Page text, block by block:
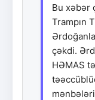
Bu xəbər
Trampın
çəkdi.
HƏMAS